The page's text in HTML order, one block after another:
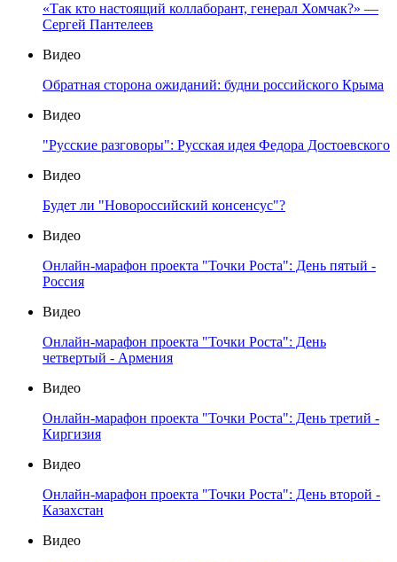
«Так кто настоящий коллаборант, генерал Хомчак?» —
Сергей Пантелеев
Видео
Обратная сторона ожиданий: будни российского Крыма
Видео
"Русские разговоры": Русская идея Федора Достоевского
Видео
Будет ли "Новороссийский консенсус"?
Видео
Онлайн-марафон проекта "Точки Роста": День пятый -
Россия
Видео
Онлайн-марафон проекта "Точки Роста": День
четвертый - Армения
Видео
Онлайн-марафон проекта "Точки Роста": День третий -
Киргизия
Видео
Онлайн-марафон проекта "Точки Роста": День второй -
Казахстан
Видео